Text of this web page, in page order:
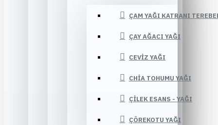
ÇAM YAĞI KATRANI
ÇAY AĞACI YAĞI
CEVIZ YAĞI
CHIA TOHUMU YAĞI
ÇILEK ESANS - YAĞI
ÇÖREKOTU YAĞI